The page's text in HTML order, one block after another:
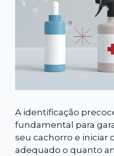
A identificação
fundamental para
seu cachorro e iniciar
adequado o quanto